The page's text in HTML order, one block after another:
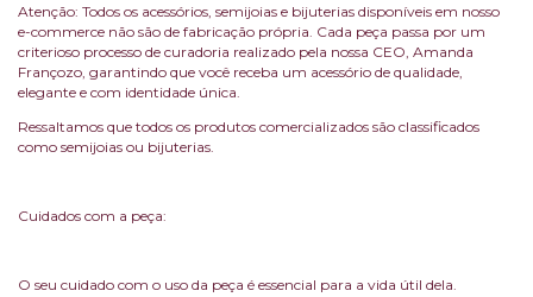
Atenção: Todos os acessórios, semijoias e bijuterias disponíveis em nosso
e-commerce não são de fabricação própria. Cada peça passa por um
criterioso processo de curadoria realizado pela nossa CEO, Amanda
Françozo, garantindo que você receba um acessório de qualidade,
elegante e com identidade única.
Ressaltamos que todos os produtos comercializados são classificados
como semijoias ou bijuterias.
Cuidados com a peça:
O seu cuidado com o uso da peça é essencial para a vida útil dela.